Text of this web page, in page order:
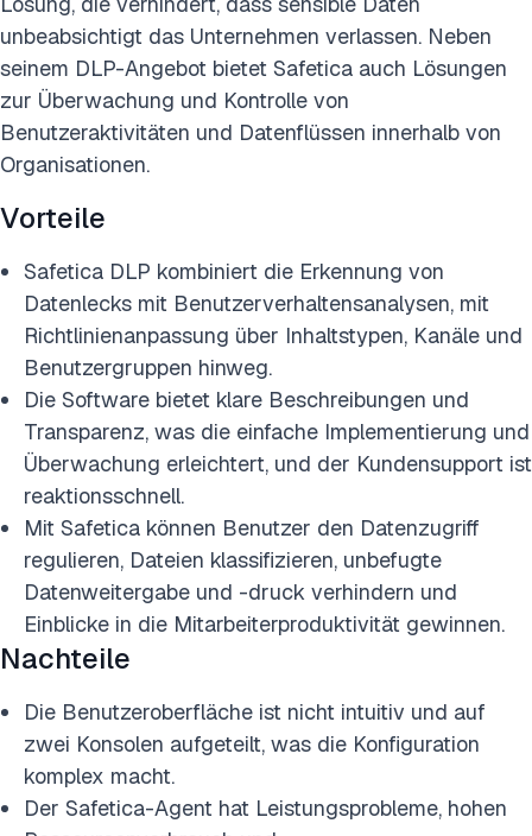
unbeabsichtigt das Unternehmen verlassen. Neben
seinem DLP-Angebot bietet Safetica auch Lösungen
zur Überwachung und Kontrolle von
Benutzeraktivitäten und Datenflüssen innerhalb von
Organisationen.
Vorteile
Safetica DLP kombiniert die Erkennung von
Datenlecks mit Benutzerverhaltensanalysen, mit
Richtlinienanpassung über Inhaltstypen, Kanäle und
Benutzergruppen hinweg.
Die Software bietet klare Beschreibungen und
Transparenz, was die einfache Implementierung und
Überwachung erleichtert, und der Kundensupport ist
reaktionsschnell.
Mit Safetica können Benutzer den Datenzugriff
regulieren, Dateien klassifizieren, unbefugte
Datenweitergabe und -druck verhindern und
Einblicke in die Mitarbeiterproduktivität gewinnen.
Nachteile
Die Benutzeroberfläche ist nicht intuitiv und auf
zwei Konsolen aufgeteilt, was die Konfiguration
komplex macht.
Der Safetica-Agent hat Leistungsprobleme, hohen